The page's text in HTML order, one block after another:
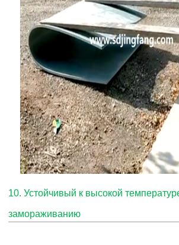
10. Устойчивый к высокой
замораживанию